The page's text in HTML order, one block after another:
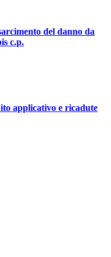
del danno da
c.p.
applicativo e ricadute